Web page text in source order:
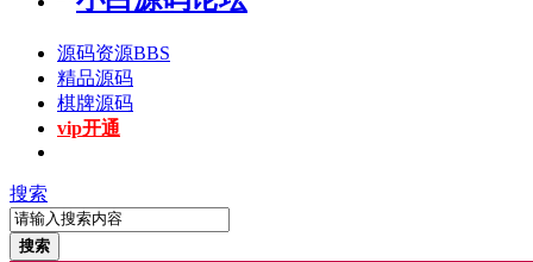
源码资源BBS
精品源码
棋牌源码
vip开通
搜索
搜索